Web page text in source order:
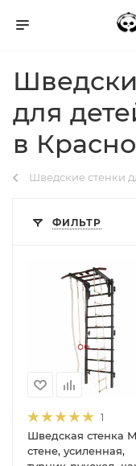
для
в
Шведские стенки
ФИЛЬТР
1
Шведская стенка
стене, усиленная,